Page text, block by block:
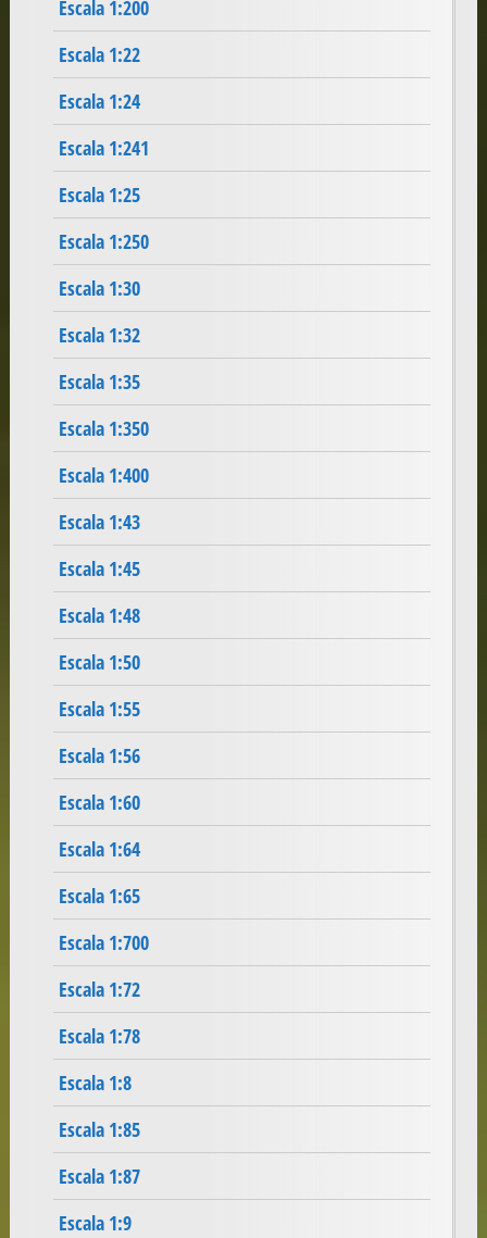
Escala 1:200
Escala 1:22
Escala 1:24
Escala 1:241
Escala 1:25
Escala 1:250
Escala 1:30
Escala 1:32
Escala 1:35
Escala 1:350
Escala 1:400
Escala 1:43
Escala 1:45
Escala 1:48
Escala 1:50
Escala 1:55
Escala 1:56
Escala 1:60
Escala 1:64
Escala 1:65
Escala 1:700
Escala 1:72
Escala 1:78
Escala 1:8
Escala 1:85
Escala 1:87
Escala 1:9